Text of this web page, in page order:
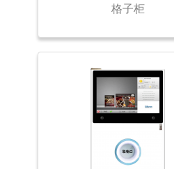
格子柜